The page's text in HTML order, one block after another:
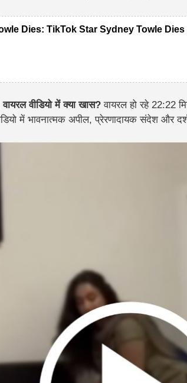
Dies: TikTok Star Sydney Towle
वीडियो में क्या खास?वायरल हो रहे 22:22
में भावनात्मक अपील, प्रेरणादायक संदेश और